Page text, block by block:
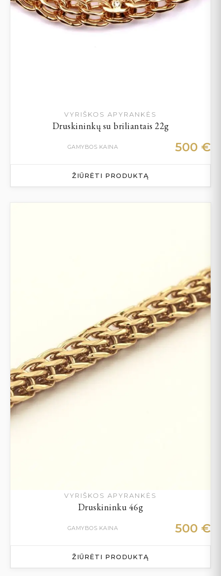
VYRIŠKOS APYRANKĖS
Druskininkų su briliantais 22g
GAMYBOS KAINA 500 €
ŽIŪRĖTI PRODUKTĄ
VYRIŠKOS APYRANKĖS
Druskininku 46g
GAMYBOS KAINA 500 €
ŽIŪRĖTI PRODUKTĄ